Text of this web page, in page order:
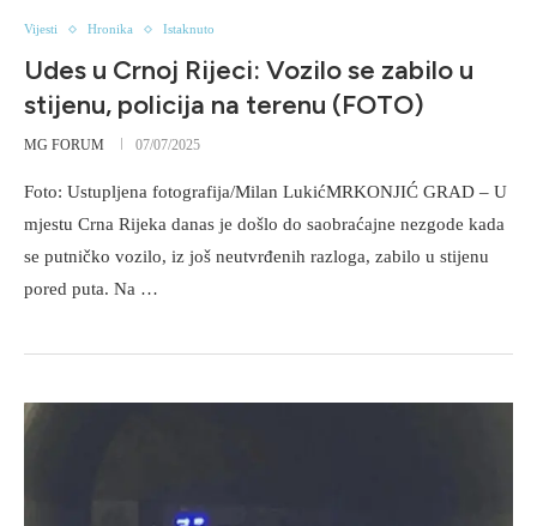
Vijesti Hronika Istaknuto
Udes u Crnoj Rijeci: Vozilo se zabilo u
stijenu, policija na terenu (FOTO)
MG FORUM 07/07/2025
Foto: Ustupljena fotografija/Milan LukićMRKONJIĆ GRAD – U
mjestu Crna Rijeka danas je došlo do saobraćajne nezgode kada
se putničko vozilo, iz još neutvrđenih razloga, zabilo u stijenu
pored puta. Na …